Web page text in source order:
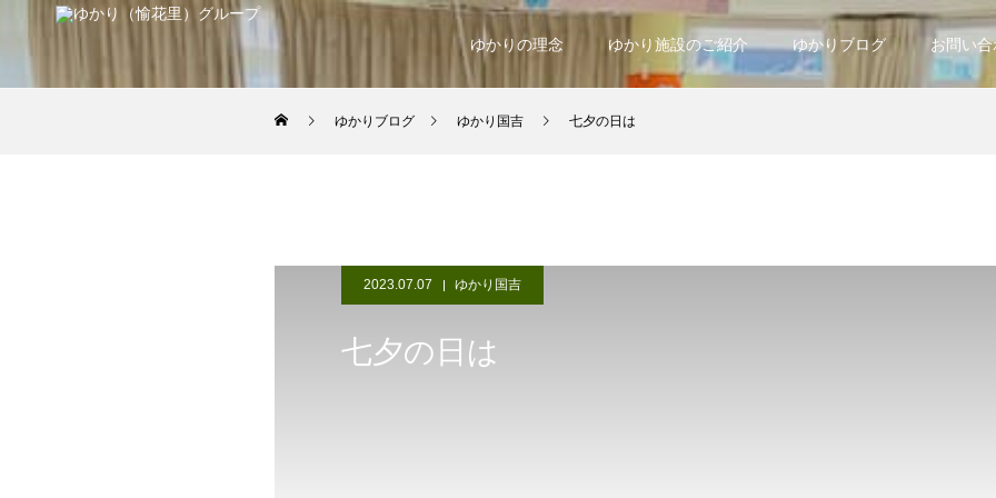
ゆかりの理念 ゆかり施設のご紹介 ゆかりブログ お問い
ゆかりブログ ゆかり国吉 七夕の日は
2023.07.07 ゆかり国吉
七夕の日は